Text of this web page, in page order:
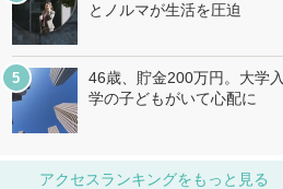
とノルマが生活を圧迫
46歳、貯金200万円。大学入
学の子どもがいて心配に
アクセスランキングをもっと見る